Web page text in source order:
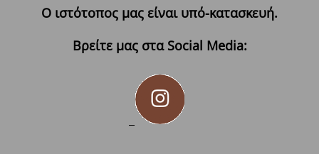
Ο ιστότοπος μας είναι υπό-κατασκευή.
Βρείτε μας στα Social Media: